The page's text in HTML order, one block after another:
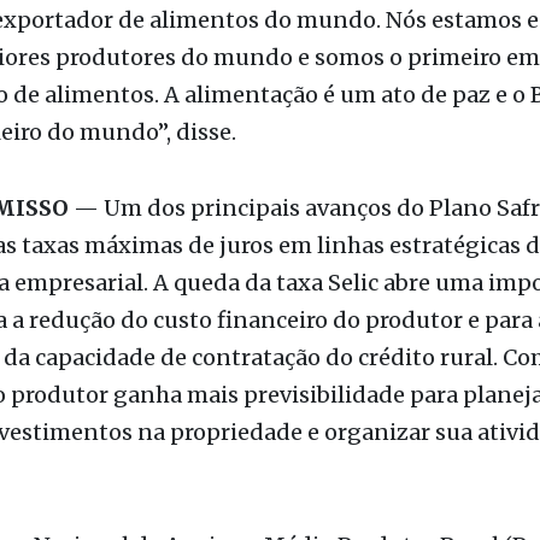
enfatizou a evolução do Brasil como
“Há 60 anos, o Brasil era importador de
de alimentos do mundo. Nós estamos
produtores do mundo e somos o primeiro em
do mundo”, disse.
— Um dos principais avanços do Plano
taxas máximas de juros em linhas estratégicas
A queda da taxa Selic abre uma
a redução do custo financeiro do produtor e para
capacidade de contratação do crédito rural.